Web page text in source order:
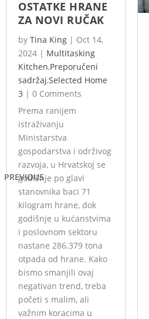
PREVIOUS
OSTATKE HRANE
ZA NOVI RUČAK
by Tina King | Oct 14,
2024 | Multitasking
Kitchen,Preporučeni
sadržaj,Selected Home
3 | 0 Comments
Prema ranijem
istraživanju
Ministarstva
gospodarstva i održivog
razvoja, u Hrvatskoj se
godišnje po glavi
stanovnika baci 71
kilogram hrane, dok
godišnje u kućanstvima
i poslovnom sektoru
nastane 286.379 tona
otpada od hrane. Kako
bismo smanjili ovaj
negativan trend, treba
početi s malim, ali
važnim koracima u